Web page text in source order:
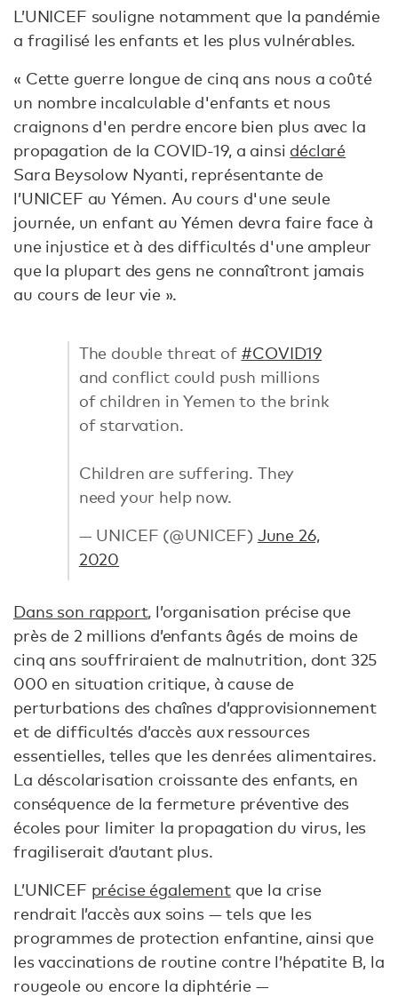
L’UNICEF souligne notamment que la pandémie
a fragilisé les enfants et les plus vulnérables.
« Cette guerre longue de cinq ans nous a coûté
un nombre incalculable d'enfants et nous
craignons d'en perdre encore bien plus avec la
propagation de la COVID-19, a ainsi déclaré
Sara Beysolow Nyanti, représentante de
l’UNICEF au Yémen. Au cours d'une seule
journée, un enfant au Yémen devra faire face à
une injustice et à des difficultés d'une ampleur
que la plupart des gens ne connaîtront jamais
au cours de leur vie ».
The double threat of #COVID19
and conflict could push millions
of children in Yemen to the brink
of starvation.
Children are suffering. They
need your help now.
— UNICEF (@UNICEF) June 26,
2020
Dans son rapport, l’organisation précise que
près de 2 millions d’enfants âgés de moins de
cinq ans souffriraient de malnutrition, dont 325
000 en situation critique, à cause de
perturbations des chaînes d’approvisionnement
et de difficultés d’accès aux ressources
essentielles, telles que les denrées alimentaires.
La déscolarisation croissante des enfants, en
conséquence de la fermeture préventive des
écoles pour limiter la propagation du virus, les
fragiliserait d’autant plus.
L’UNICEF précise égalementque la crise
rendrait l’accès aux soins — tels que les
programmes de protection enfantine, ainsi que
les vaccinations de routine contre l’hépatite B, la
rougeole ou encore la diphtérie —